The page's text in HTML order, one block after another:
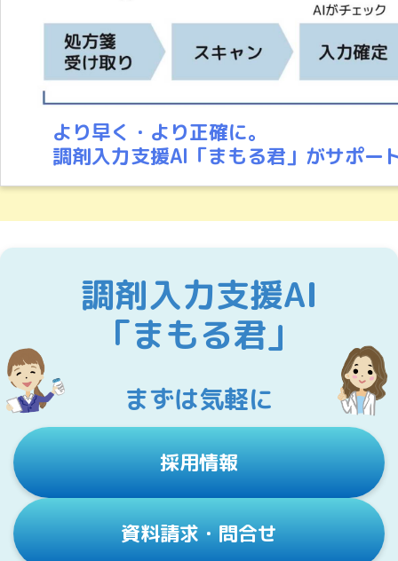
より早く・より正確に。
調剤入力支援AI「まもる君」がサポー
調剤入力支援AI
「まもる君」
まずは気軽に
採用情報
資料請求・問合せ